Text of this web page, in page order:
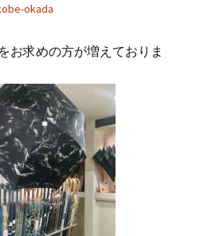
okada
お求めの方が増えておりま